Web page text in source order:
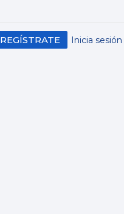
Inicia sesión
REGÍSTRATE